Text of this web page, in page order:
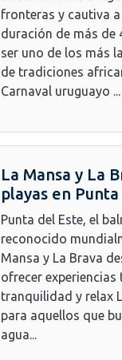
fronteras y cautiva
duración de más de
ser uno de los más
de tradiciones
Carnaval uruguayo ...
La Mansa y La
playas en
Punta del Este, el
reconocido
Mansa y La Brava
ofrecer
tranquilidad y relax
para aquellos que
agua...